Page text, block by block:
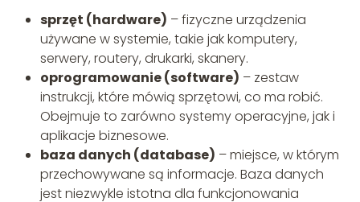
sprzęt (hardware) – fizyczne urządzenia
używane w systemie, takie jak komputery,
serwery, routery, drukarki, skanery.
oprogramowanie (software) – zestaw
instrukcji, które mówią sprzętowi, co ma robić.
Obejmuje to zarówno systemy operacyjne, jak i
aplikacje biznesowe.
baza danych (database) – miejsce, w którym
przechowywane są informacje. Baza danych
jest niezwykle istotna dla funkcjonowania